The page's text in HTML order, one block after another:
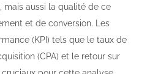
mais aussi la qualité de ce
et de conversion. Les
(KPI) tels que le taux de
(CPA) et le retour sur